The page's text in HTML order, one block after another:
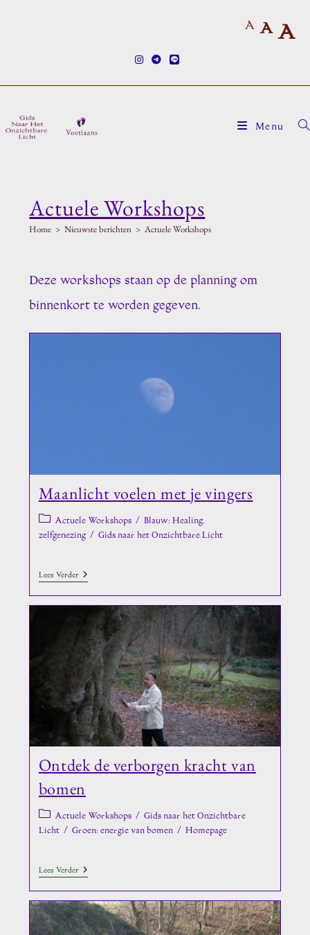
A A A
Menu
Actuele Workshops
Home > Nieuwste berichten > Actuele Workshops
Deze workshops staan op de planning om
binnenkort te worden gegeven.
Maanlicht voelen met je vingers
Berichtcategorie:
Actuele Workshops / Blauw: Healing,
zelfgenezing / Gids naar het Onzichtbare Licht
Lees VerderMaanlicht
Met
Je
Vingers
Ontdek de verborgen kracht van
bomen
Berichtcategorie:
Actuele Workshops / Gids naar het Onzichtbare
Licht / Groen: energie van bomen / Homepage
Lees VerderOntdek
Verborgen
Kracht
Van
Bomen